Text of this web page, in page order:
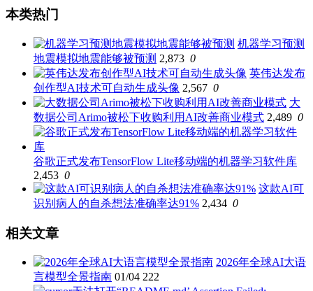
本类热门
机器学习预测
地震模拟地震能够被预测 2,873 0
英伟达发布
创作型AI技术可自动生成头像 2,567 0
大
数据公司Arimo被松下收购利用AI改善商业模式 2,489 0
谷歌正式发布TensorFlow Lite移动端的机器学习软件库
2,453 0
这款AI可
识别病人的自杀想法准确率达91% 2,434 0
相关文章
2026年全球AI大语
言模型全景指南 01/04 222